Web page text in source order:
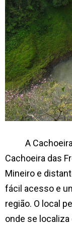
A Cachoeira
Cachoeira das
Mineiro e
fácil acesso e
região. O local
onde se localiza